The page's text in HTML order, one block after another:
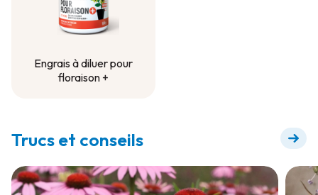
Engrais à diluer pour
floraison +
Trucs et conseils